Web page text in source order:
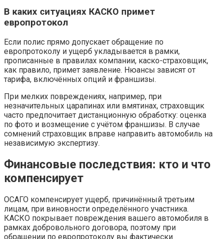
В каких ситуациях КАСКО примет
европротокол
Если полис прямо допускает обращение по
европротоколу и ущерб укладывается в рамки,
прописанные в правилах компании, каско-страховщик,
как правило, примет заявление. Нюансы зависят от
тарифа, включённых опций и франшизы.
При мелких повреждениях, например, при
незначительных царапинах или вмятинах, страховщик
часто предпочитает дистанционную обработку: оценка
по фото и возмещение с учётом франшизы. В случае
сомнений страховщик вправе направить автомобиль на
независимую экспертизу.
Финансовые последствия: кто и что
компенсирует
ОСАГО компенсирует ущерб, причинённый третьим
лицам, при виновности определённого участника.
КАСКО покрывает повреждения вашего автомобиля в
рамках добровольного договора, поэтому при
обращении по европротоколу вы фактически